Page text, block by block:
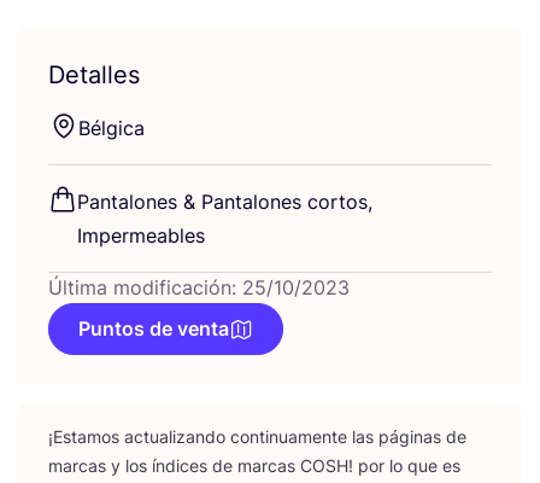
Detalles
Bél­gi­ca
Pan­ta­lo­nes & Pan­ta­lo­nes cor­tos,
Impermeables
Última modificación: 25/10/2023
Puntos de venta
¡Esta­mos actua­li­zan­do con­ti­nua­men­te las pági­nas de
mar­cas y los índi­ces de mar­cas COSH! por lo que es